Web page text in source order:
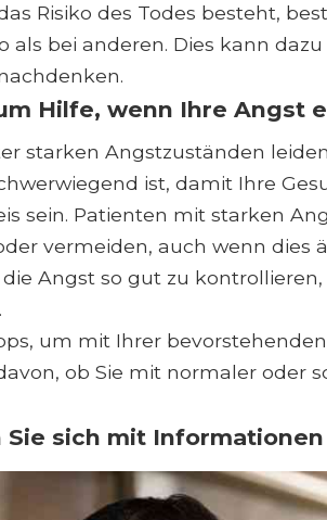
Risiko des Todes besteht,
als bei anderen. Dies kann
Hilfe, wenn Ihre Angst
starken Angstzuständen
ist, damit Ihre
sein. Patienten mit starken
vermeiden, auch wenn dies
die Angst so gut zu
um mit Ihrer
ob Sie mit normaler oder
Sie sich mit Informationen